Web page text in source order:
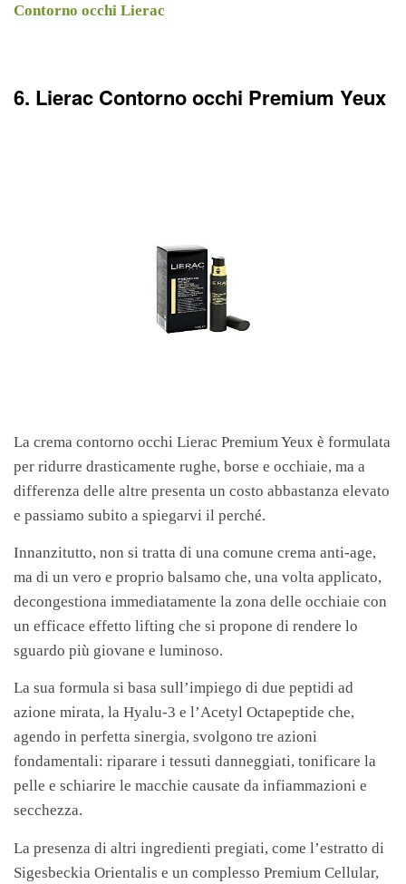
Contorno occhi Lierac
6. Lierac Contorno occhi Premium Yeux
La crema contorno occhi Lierac Premium Yeux è formulata
per ridurre drasticamente rughe, borse e occhiaie, ma a
differenza delle altre presenta un costo abbastanza elevato
e passiamo subito a spiegarvi il perché.
Innanzitutto, non si tratta di una comune crema anti-age,
ma di un vero e proprio balsamo che, una volta applicato,
decongestiona immediatamente la zona delle occhiaie con
un efficace effetto lifting che si propone di rendere lo
sguardo più giovane e luminoso.
La sua formula si basa sull’impiego di due peptidi ad
azione mirata, la Hyalu-3 e l’Acetyl Octapeptide che,
agendo in perfetta sinergia, svolgono tre azioni
fondamentali: riparare i tessuti danneggiati, tonificare la
pelle e schiarire le macchie causate da infiammazioni e
secchezza.
La presenza di altri ingredienti pregiati, come l’estratto di
Sigesbeckia Orientalis e un complesso Premium Cellular,